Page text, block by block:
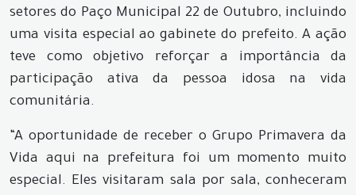
setores do Paço Municipal 22 de Outubro, incluindo
uma visita especial ao gabinete do prefeito. A ação
teve como objetivo reforçar a importância da
participação ativa da pessoa idosa na vida
comunitária.
“A oportunidade de receber o Grupo Primavera da
Vida aqui na prefeitura foi um momento muito
especial. Eles visitaram sala por sala, conheceram